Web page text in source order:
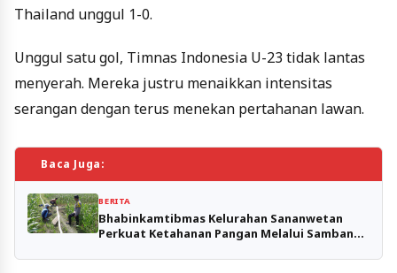
Thailand unggul 1-0.
Unggul satu gol, Timnas Indonesia U-23 tidak lantas
menyerah. Mereka justru menaikkan intensitas
serangan dengan terus menekan pertahanan lawan.
Baca Juga:
BERITA
Bhabinkamtibmas Kelurahan Sananwetan
Perkuat Ketahanan Pangan Melalui Sambang